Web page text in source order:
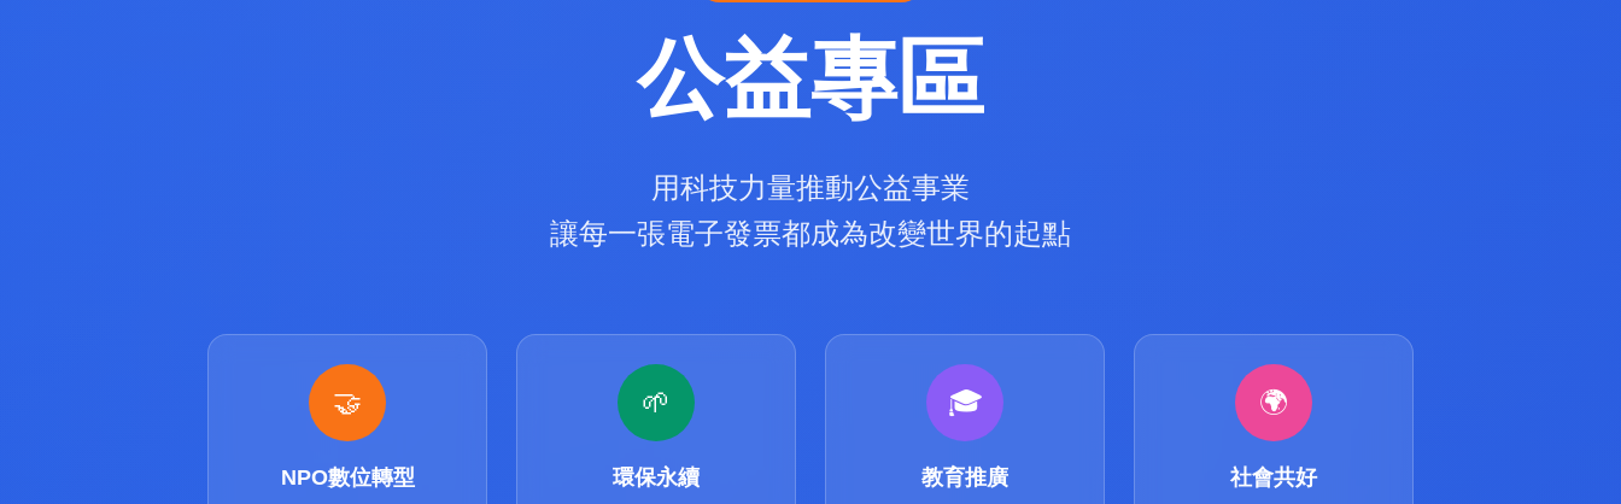
公益專區
用科技力量推動公益事業
讓每一張電子發票都成為改變世界的起點
四大公益理念
🤝
NPO數位轉型
🌱
環保永續
🎓
教育推廣
🌍
社會共好